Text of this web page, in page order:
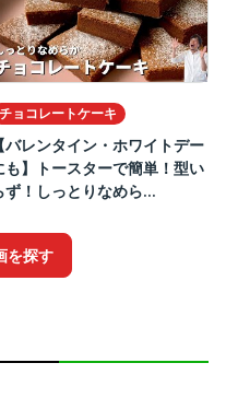
チョコレートケーキ
【バレンタイン・ホワイトデー
も】トースターで簡単！型い
ず！しっとりなめら...
を探す